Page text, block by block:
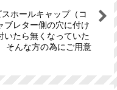
ホールキャップ（コ
ブレター側の穴に付け
いたら無くなっていた
そんな方の為にご用意